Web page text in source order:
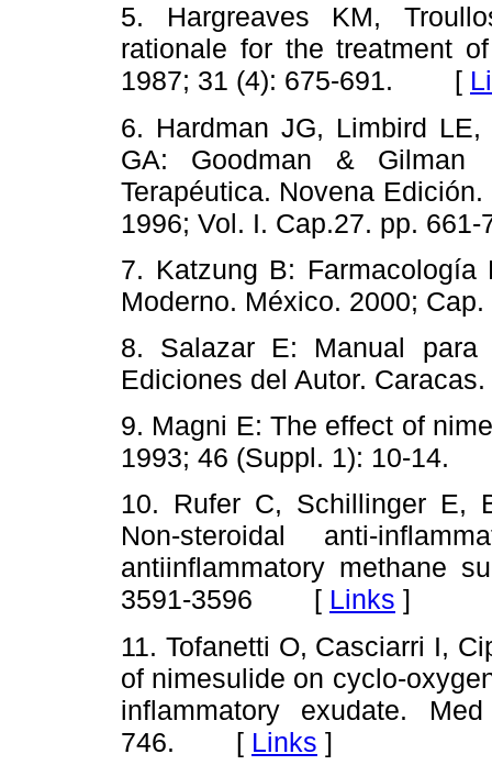
5. Hargreaves KM,
rationale for the treatment
1987; 31 (4): 675-691. [
6. Hardman JG, Limbird
GA: Goodman & Gilman
Terapéutica. Novena
1996; Vol. I. Cap.27. pp.
7. Katzung B:
Moderno. México. 2000;
8. Salazar E: Manual para
Ediciones del Autor.
9. Magni E: The effect of
1993; 46 (Suppl. 1): 10-
10. Rufer C, Schillinger E,
Non-steroidal anti-
antiinflammatory methane
3591-3596 [ Links ]
11. Tofanetti O, Casciarri I,
of nimesulide on cyclo-
inflammatory exudate.
746. [ Links ]